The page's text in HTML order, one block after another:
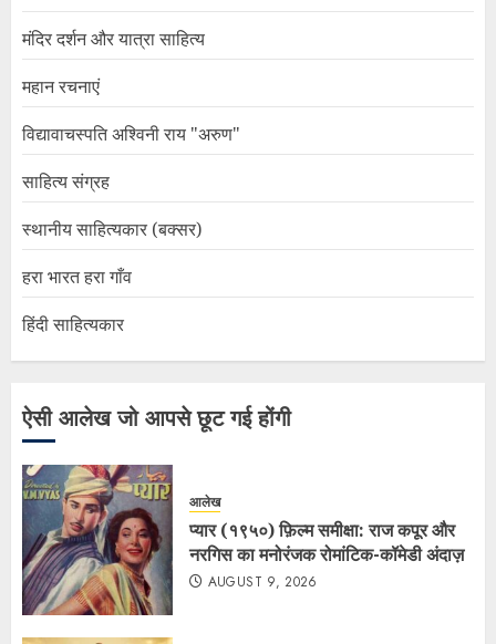
मंदिर दर्शन और यात्रा साहित्य
महान रचनाएं
विद्यावाचस्पति अश्विनी राय "अरुण"
साहित्य संग्रह
स्थानीय साहित्यकार (बक्सर)
हरा भारत हरा गाँव
हिंदी साहित्यकार
ऐसी आलेख जो आपसे छूट गई होंगी
आलेख
प्यार (१९५०) फ़िल्म समीक्षा: राज कपूर और
नरगिस का मनोरंजक रोमांटिक-कॉमेडी अंदाज़
AUGUST 9, 2026